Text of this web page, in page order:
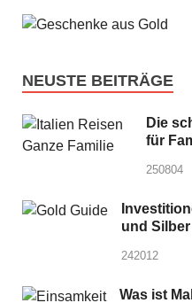
NEUSTE BEITRÄGE
Die
für
250804
und
242012
Was ist